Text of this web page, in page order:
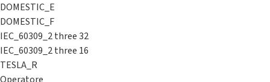
DOMESTIC_E
DOMESTIC_F
IEC_60309_2 three 32
IEC_60309_2 three 16
TESLA_R